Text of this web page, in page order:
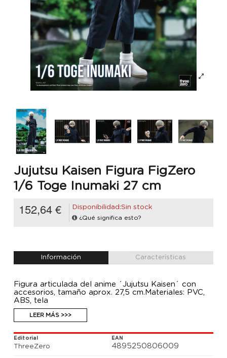
Jujutsu Kaisen Figura FigZero
1/6 Toge Inumaki 27 cm
152,64 € Disponibilidad:Sin stock
¿Qué significa esto?
Información Características
Figura articulada del anime ´Jujutsu Kaisen´ con
accesorios, tamaño aprox. 27,5 cm.Materiales: PVC,
ABS, tela
LEER MÁS >>>
Editorial
ThreeZero
EAN
4895250806009